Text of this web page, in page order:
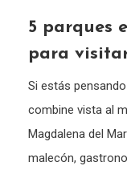
5 parques
para
Si estás
combine vista al
Magdalena del
malecón,